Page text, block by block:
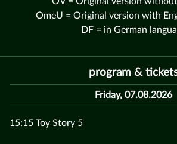
OmeU = Original version with
DF = in German
program &
Friday, 07.08.2026
15:15 Toy Story 5